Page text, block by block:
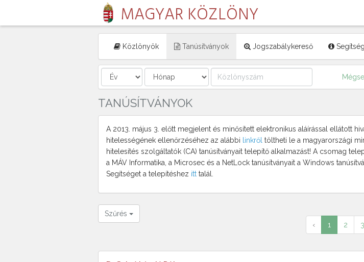
MAGYAR KÖZLÖNY
Közlönyök Tanúsítványok Jogszabálykereső Segítség
Mégse
TANÚSÍTVÁNYOK
A 2013. május 3. előtt megjelent és minősített elektronikus aláírással ellátott
hitelességének ellenőrzéséhez az alábbi
linkről töltheti le a magyarországi
hitelesítés szolgáltatók (CA) tanúsítványait telepítő alkalmazást! A csomag
a MÁV Informatika, a Microsec és a NetLock tanúsítványait a Windows
Segítséget a telepítéshez itt talál.
Szűrés
‹
1 2 3